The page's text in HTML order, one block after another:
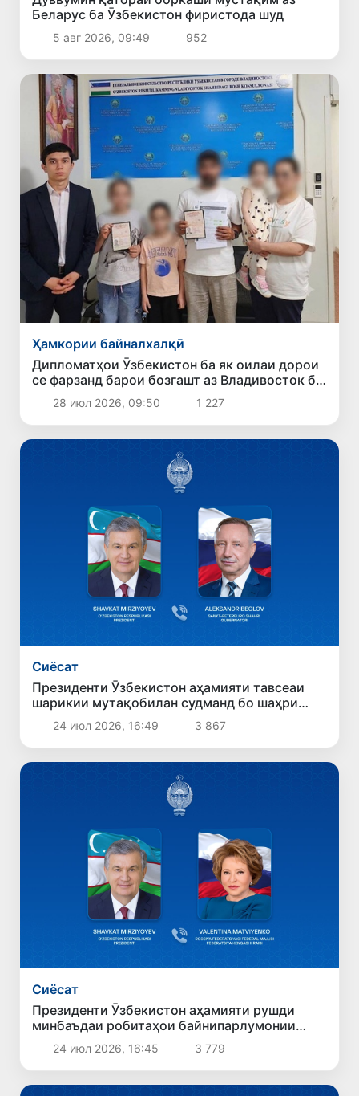
Беларус ба Ӯзбекистон фиристода шуд
5 авг 2026, 09:49 952
Ҳамкории байналхалқӣ
Дипломатҳои Ӯзбекистон ба як оилаи дорои
се фарзанд барои бозгашт аз Владивосток ба
Ватан кумак карданд
28 июл 2026, 09:50 1 227
Сиёсат
Президенти Ӯзбекистон аҳамияти тавсеаи
шарикии мутақобилан судманд бо шаҳри
Санкт-Петербургро қайд кард
24 июл 2026, 16:49 3 867
Сиёсат
Президенти Ӯзбекистон аҳамияти рушди
минбаъдаи робитаҳои байнипарлумонии
Ӯзбекистону Русияро таъкид кард
24 июл 2026, 16:45 3 779